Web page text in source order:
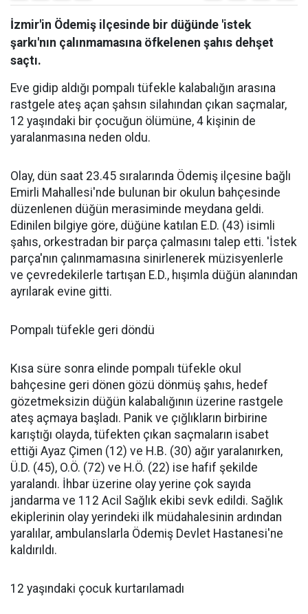
İzmir'in Ödemiş ilçesinde bir düğünde 'istek
şarkı'nın çalınmamasına öfkelenen şahıs dehşet
saçtı.
Eve gidip aldığı pompalı tüfekle kalabalığın arasına
rastgele ateş açan şahsın silahından çıkan saçmalar,
12 yaşındaki bir çocuğun ölümüne, 4 kişinin de
yaralanmasına neden oldu.
Olay, dün saat 23.45 sıralarında Ödemiş ilçesine bağlı
Emirli Mahallesi'nde bulunan bir okulun bahçesinde
düzenlenen düğün merasiminde meydana geldi.
Edinilen bilgiye göre, düğüne katılan E.D. (43) isimli
şahıs, orkestradan bir parça çalmasını talep etti. 'İstek
parça'nın çalınmamasına sinirlenerek müzisyenlerle
ve çevredekilerle tartışan E.D., hışımla düğün alanından
ayrılarak evine gitti.
Pompalı tüfekle geri döndü
Kısa süre sonra elinde pompalı tüfekle okul
bahçesine geri dönen gözü dönmüş şahıs, hedef
gözetmeksizin düğün kalabalığının üzerine rastgele
ateş açmaya başladı. Panik ve çığlıkların birbirine
karıştığı olayda, tüfekten çıkan saçmaların isabet
ettiği Ayaz Çimen (12) ve H.B. (30) ağır yaralanırken,
Ü.D. (45), O.Ö. (72) ve H.Ö. (22) ise hafif şekilde
yaralandı. İhbar üzerine olay yerine çok sayıda
jandarma ve 112 Acil Sağlık ekibi sevk edildi. Sağlık
ekiplerinin olay yerindeki ilk müdahalesinin ardından
yaralılar, ambulanslarla Ödemiş Devlet Hastanesi'ne
kaldırıldı.
12 yaşındaki çocuk kurtarılamadı